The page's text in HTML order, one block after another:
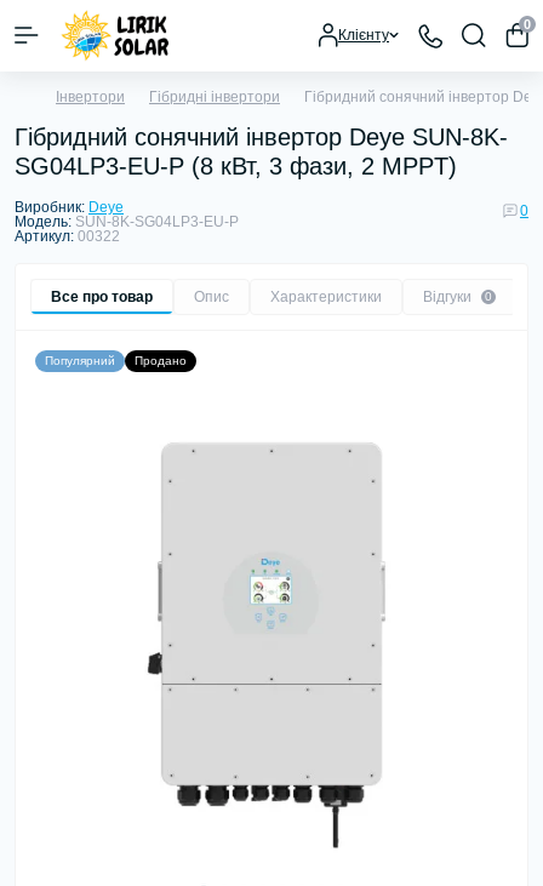
Клієнту
0
Інвертори Гібридні інвертори Гібридний сонячний інвертор
Гібридний сонячний інвертор Deye SUN-8K-
SG04LP3-EU-P (8 кВт, 3 фази, 2 MPPT)
Виробник: Deye
Модель: SUN-8K-SG04LP3-EU-P
Артикул: 00322
0
Все про товар Опис Характеристики Відгуки 0
Популярний Продано